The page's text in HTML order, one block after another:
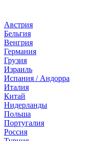
Австрия
Бельгия
Венгрия
Германия
Грузия
Израиль
Испания / Андорра
Италия
Китай
Нидерланды
Польша
Португалия
Россия